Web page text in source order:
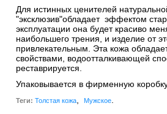
Для истинных ценителей
"эксклюзив"обладает эффектом
эксплуатации она будет красиво
наибольшего трения, и изделие от
привлекательным. Эта кожа
свойствами, водоотталкивающей
реставрируется.
Упаковывается в фирменную
Теги: Толстая кожа Мужское.